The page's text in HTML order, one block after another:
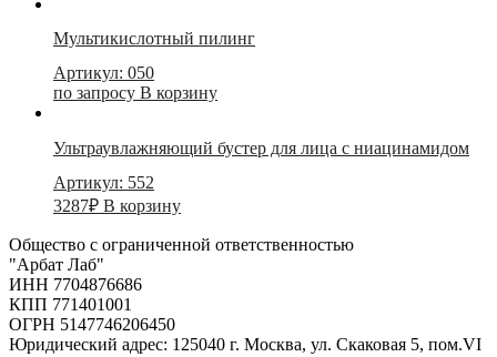
Мультикислотный пилинг
Артикул: 050
по запросу В корзину
Ультраувлажняющий бустер для лица с ниацинамидом
Артикул: 552
3287₽ В корзину
Общество с ограниченной ответственностью
"Арбат Лаб"
ИНН 7704876686
КПП 771401001
ОГРН 5147746206450
Юридический адрес: 125040 г. Москва, ул. Скаковая 5, пом.VI